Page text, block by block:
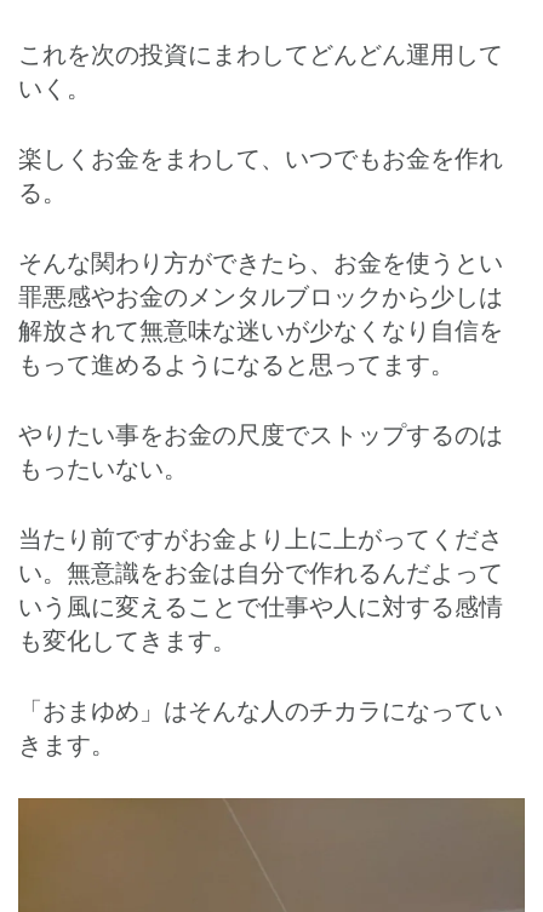
これを次の投資にまわしてどんどん運用して
いく。
楽しくお金をまわして、いつでもお金を作れ
る。
そんな関わり方ができたら、お金を使うとい
罪悪感やお金のメンタルブロックから少しは
解放されて無意味な迷いが少なくなり自信を
もって進めるようになると思ってます。
やりたい事をお金の尺度でストップするのは
もったいない。
当たり前ですがお金より上に上がってくださ
い。無意識をお金は自分で作れるんだよって
いう風に変えることで仕事や人に対する感情
も変化してきます。
「おまゆめ」はそんな人のチカラになってい
きます。